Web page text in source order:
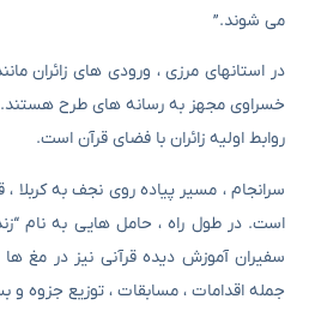
می شوند.”
در استانهای مرزی ، ورودی های زائران
خسراوی مجهز به رسانه های طرح
روابط اولیه زائران با فضای قرآن است.
سرانجام ، مسیر پیاده روی نجف به
است. در طول راه ، حامل هایی به نام
سفیران آموزش دیده قرآنی نیز در مغ ها
جمله اقدامات ، مسابقات ، توزیع جزوه